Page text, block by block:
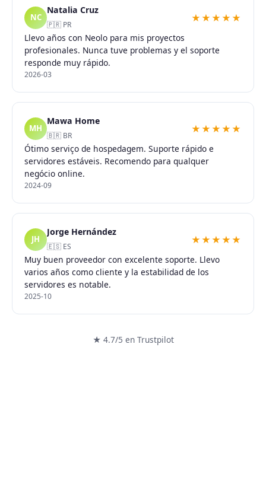
NC
Natalia Cruz
🇵🇷 PR
★★★★★
Llevo años con Neolo para mis proyectos
profesionales. Nunca tuve problemas y el soporte
responde muy rápido.
2026-03
MH
Mawa Home
🇧🇷 BR
★★★★★
Ótimo serviço de hospedagem. Suporte rápido e
servidores estáveis. Recomendo para qualquer
negócio online.
2024-09
JH
Jorge Hernández
🇪🇸 ES
★★★★★
Muy buen proveedor con excelente soporte. Llevo
varios años como cliente y la estabilidad de los
servidores es notable.
2025-10
★ 4.7/5 en Trustpilot